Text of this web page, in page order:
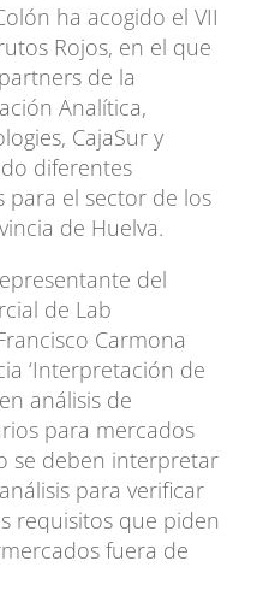
ha acogido el VII
Rojos, en el que
de la
Analítica,
CajaSur y
diferentes
para el sector de los
de Huelva.
del
de Lab
Carmona
‘Interpretación de
análisis de
para mercados
se deben interpretar
para verificar
requisitos que piden
fuera de